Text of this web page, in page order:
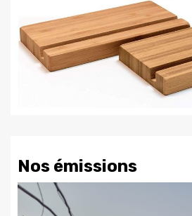
Nos émissions